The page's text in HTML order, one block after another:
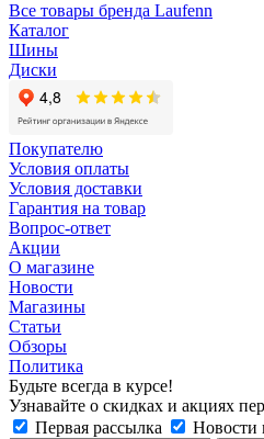
Все товары бренда Laufenn
Каталог
Шины
Диски
Покупателю
Условия оплаты
Условия доставки
Гарантия на товар
Вопрос-ответ
Акции
О магазине
Новости
Магазины
Статьи
Обзоры
Политика
Будьте всегда в курсе!
Узнавайте о скидках и акциях
Первая рассылка
Новости